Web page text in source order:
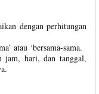
dengan perhitungan
atau ‘bersama-sama.
jam, hari, dan tanggal,